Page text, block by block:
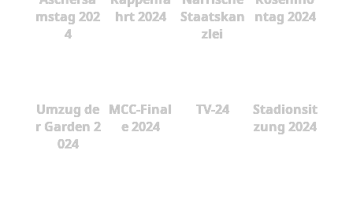
mstag 202
4
hrt 2024
Staatskan
zlei
ntag 2024
Umzug de
r Garden 2
024
MCC-Final
e 2024
TV-24
Stadionsit
zung 2024